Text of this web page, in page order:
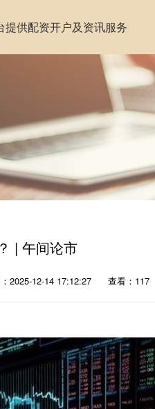
提供配资开户及资讯服务
| 午间论市
2025-12-14 17:12:27 查看：117